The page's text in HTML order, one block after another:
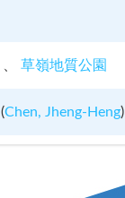
草嶺地質公園
(Chen, Jheng-Heng)